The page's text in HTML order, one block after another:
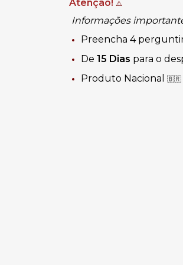
Atenção! ⚠️
Informações
Preencha 4
De 15 Dias para o
Produto Nacional
🇧🇷